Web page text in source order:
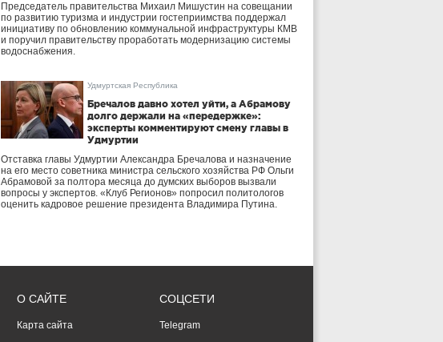
Председатель правительства Михаил Мишустин на совещании
по развитию туризма и индустрии гостеприимства поддержал
инициативу по обновлению коммунальной инфраструктуры КМВ
и поручил правительству проработать модернизацию системы
водоснабжения.
Удмуртская Республика
Бречалов давно хотел уйти, а Абрамову
долго держали на «передержке»:
эксперты комментируют смену главы в
Удмуртии
Отставка главы Удмуртии Александра Бречалова и назначение
на его место советника министра сельского хозяйства РФ Ольги
Абрамовой за полтора месяца до думских выборов вызвали
вопросы у экспертов. «Клуб Регионов» попросил политологов
оценить кадровое решение президента Владимира Путина.
О САЙТЕ
Карта сайта
СОЦСЕТИ
Telegram